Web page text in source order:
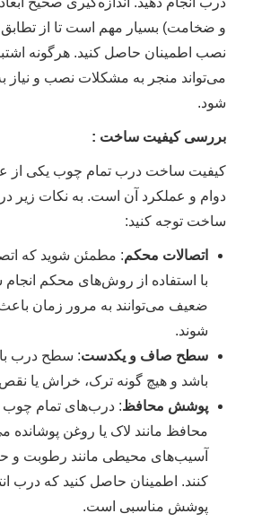
و ضخامت) بسیار مهم است تا از
نصب اطمینان حاصل کنید. هرگونه
می‌تواند منجر به مشکلات نصب و نیاز
شود.
بررسی کیفیت ساخت :
کیفیت ساخت درب تمام چوب یکی از
دوام و عملکرد آن است. به نکات زیر
ساخت توجه کنید:
اتصالات محکم: مطمئن شوید که
با استفاده از روش‌های محکم انجام
ضعیف می‌توانند به مرور زمان
شوند.
سطح صاف و یکدست: سطح درب
باشد و هیچ گونه ترک، خراش یا
پوشش محافظ: درب‌های تمام چوب
محافظ مانند لاک یا روغن پوشانده
آسیب‌های محیطی مانند رطوبت و
کنند. اطمینان حاصل کنید که درب
پوشش مناسبی است.